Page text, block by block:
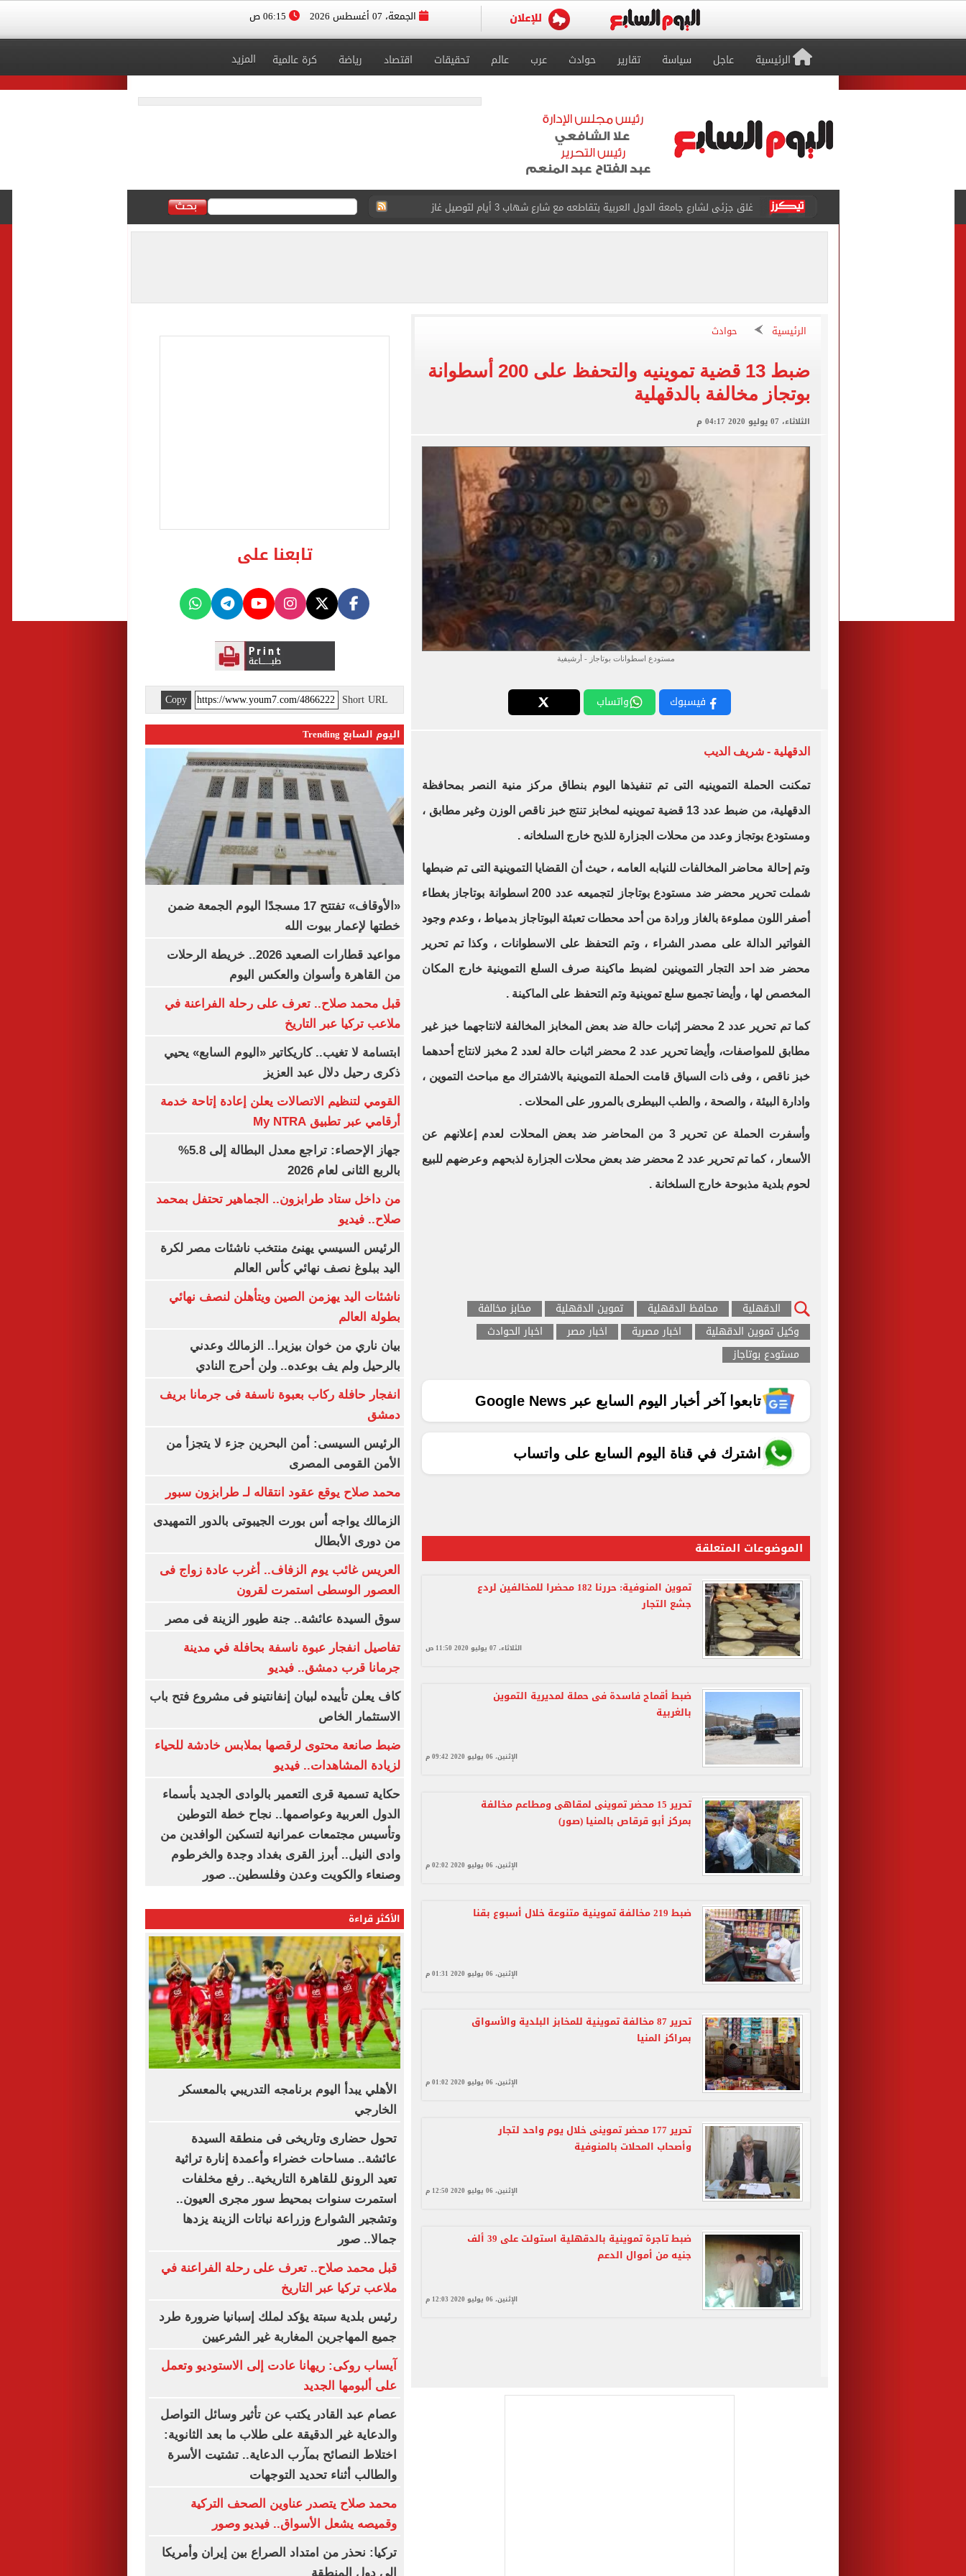
الجمعة، 07 أغسطس 2026
الرئيسية عاجل سياسة تقارير حوادث عرب عالم تحقيقات اقتصاد رياضة كرة عالمية المزيد
غلق جزئى لشارع جامعة الدول العربية بتقاطعه مع شارع شهاب 3 أيام لتوصيل غاز
عمرو دياب يدخل موسوعة جينيس بعد تصدره قائمة بيلبورد عربية لـ68 أسبوعا
إغلاق طريق مصر أسوان الزراعى الغربى كليا من المنيب للعياط.. اعرف التحويلات
محمود حميدة يحتفل بزفاف ابنته ويرقص معها في أجواء مليئة بالفرحة.. فيديو وصور
إخلاء سبيل سائق أوبر وفتاة واقعة التحرش المزيفة بكفالة مالية
الرئيسية حوادث
ضبط 13 قضية تموينيه والتحفظ على 200 أسطوانة
بوتجاز مخالفة بالدقهلية
الثلاثاء، 07 يوليو 2020 04:17 م
مستودع اسطوانات بوتاجاز - أرشيفية
فيسبوك واتساب
الدقهلية - شريف الديب
تمكنت الحملة التموينيه التى تم تنفيذها اليوم بنطاق مركز منية النصر بمحافظة
الدقهلية، من ضبط عدد 13 قضية تموينيه لمخابز تنتج خبز ناقص الوزن وغير مطابق ،
ومستودع بوتجاز وعدد من محلات الجزارة للذبح خارج السلخانه .
وتم إحالة محاضر المخالفات للنيابه العامه ، حيث أن القضايا التموينية التى تم ضبطها
شملت تحرير محضر ضد مستودع بوتاجاز لتجميعه عدد 200 اسطوانة بوتاجاز بغطاء
أصفر اللون مملوءة بالغاز ورادة من أحد محطات تعبئة البوتاجاز بدمياط ، وعدم وجود
الفواتير الدالة على مصدر الشراء ، وتم التحفظ على الاسطوانات ، وكذا تم تحرير
محضر ضد احد التجار التموينين لضبط ماكينة صرف السلع التموينية خارج المكان
المخصص لها ، وأيضا تجميع سلع تموينية وتم التحفظ على الماكينة .
كما تم تحرير عدد 2 محضر إثبات حالة ضد بعض المخابز المخالفة لانتاجهما خبز غير
مطابق للمواصفات، وأيضا تحرير عدد 2 محضر اثبات حالة لعدد 2 مخبز لانتاج أحدهما
خبز ناقص ، وفى ذات السياق قامت الحملة التموينية بالاشتراك مع مباحث التموين ،
وادارة البيئة ، والصحة ، والطب البيطرى بالمرور على المحلات .
وأسفرت الحملة عن تحرير 3 من المحاضر ضد بعض المحلات لعدم إعلانهم عن
الأسعار ، كما تم تحرير عدد 2 محضر ضد بعض محلات الجزارة لذبحهم وعرضهم للبيع
لحوم بلدية مذبوحة خارج السلخانة .
الدقهلية محافظ الدقهلية تموين الدقهلية
مخابز مخالفة
وكيل تموين الدقهلية
اخبار مصرية اخبار مصر
اخبار الحوادث
مستودع بوتاجاز
تابعوا آخر أخبار اليوم السابع عبر Google News
اشترك في قناة اليوم السابع على واتساب
الموضوعات المتعلقة
تموين المنوفية: حررنا 182 محضرا للمخالفين لردع
جشع التجار
الثلاثاء، 07 يوليو 2020 11:50 ص
ضبط أقماح فاسدة فى حملة لمديرية التموين
بالغربية
الإثنين، 06 يوليو 2020 09:42 م
تحرير 15 محضر تموينى لمقاهى ومطاعم مخالفة
بمركز أبو قرقاص بالمنيا (صور)
الإثنين، 06 يوليو 2020 02:02 م
ضبط 219 مخالفة تموينية متنوعة خلال أسبوع بقنا
الإثنين، 06 يوليو 2020 01:31 م
تحرير 87 مخالفة تموينية للمخابز البلدية والأسواق
بمراكز المنيا
الإثنين، 06 يوليو 2020 01:02 م
تحرير 177 محضر تموينى خلال يوم واحد لتجار
وأصحاب المحلات بالمنوفية
الإثنين، 06 يوليو 2020 12:50 م
ضبط تاجرة تموينية بالدقهلية استولت على 39 ألف
جنيه من أموال الدعم
الإثنين، 06 يوليو 2020 12:03 م
تابعنا على
Short URL
Copy
اليوم السابع Trending
«الأوقاف» تفتتح 17 مسجدًا اليوم الجمعة ضمن
خطتها لإعمار بيوت الله
مواعيد قطارات الصعيد 2026.. خريطة الرحلات
من القاهرة وأسوان والعكس اليوم
قبل محمد صلاح.. تعرف على رحلة الفراعنة في
ملاعب تركيا عبر التاريخ
ابتسامة لا تغيب.. كاريكاتير «اليوم السابع» يحيي
ذكرى رحيل دلال عبد العزيز
القومي لتنظيم الاتصالات يعلن إعادة إتاحة خدمة
أرقامي عبر تطبيق My NTRA
جهاز الإحصاء: تراجع معدل البطالة إلى 5.8%
بالربع الثانى لعام 2026
من داخل ستاد طرابزون.. الجماهير تحتفل بمحمد
صلاح.. فيديو
الرئيس السيسي يهنئ منتخب ناشئات مصر لكرة
اليد ببلوغ نصف نهائي كأس العالم
ناشئات اليد يهزمن الصين ويتأهلن لنصف نهائي
بطولة العالم
بيان ناري من خوان بيزيرا.. الزمالك وعدني
بالرحيل ولم يف بوعده.. ولن أحرج النادي
انفجار حافلة ركاب بعبوة ناسفة فى جرمانا بريف
دمشق
الرئيس السيسى: أمن البحرين جزء لا يتجزأ من
الأمن القومى المصرى
محمد صلاح يوقع عقود انتقاله لـ طرابزون سبور
الزمالك يواجه أس بورت الجيبوتى بالدور التمهيدى
من دورى الأبطال
العريس غائب يوم الزفاف.. أغرب عادة زواج فى
العصور الوسطى استمرت لقرون
سوق السيدة عائشة.. جنة طيور الزينة فى مصر
تفاصيل انفجار عبوة ناسفة بحافلة في مدينة
جرمانا قرب دمشق.. فيديو
كاف يعلن تأييده لبيان إنفانتينو فى مشروع فتح باب
الاستثمار الخاص
ضبط صانعة محتوى لرقصها بملابس خادشة للحياء
لزيادة المشاهدات.. فيديو
حكاية تسمية قرى التعمير بالوادى الجديد بأسماء
الدول العربية وعواصمها.. نجاح خطة التوطين
وتأسيس مجتمعات عمرانية لتسكين الوافدين من
وادى النيل.. أبرز القرى بغداد وجدة والخرطوم
وصنعاء والكويت وعدن وفلسطين.. صور
الأكثر قراءة
الأهلي يبدأ اليوم برنامجه التدريبي بالمعسكر
الخارجي
تحول حضارى وتاريخى فى منطقة السيدة
عائشة.. مساحات خضراء وأعمدة إنارة تراثية
تعيد الرونق للقاهرة التاريخية.. رفع مخلفات
استمرت سنوات بمحيط سور مجرى العيون..
وتشجير الشوارع وزراعة نباتات الزينة يزدها
جمالا.. صور
قبل محمد صلاح.. تعرف على رحلة الفراعنة في
ملاعب تركيا عبر التاريخ
رئيس بلدية سبتة يؤكد لملك إسبانيا ضرورة طرد
جميع المهاجرين المغاربة غير الشرعيين
آيساب روكى: ريهانا عادت إلى الاستوديو وتعمل
على ألبومها الجديد
عصام عبد القادر يكتب عن تأثير وسائل التواصل
والدعاية غير الدقيقة على طلاب ما بعد الثانوية:
اختلاط النصائح بمآرب الدعاية.. تشتيت الأسرة
والطالب أثناء تحديد التوجهات
محمد صلاح يتصدر عناوين الصحف التركية
وقميصه يشعل الأسواق.. فيديو وصور
تركيا: نحذر من امتداد الصراع بين إيران وأمريكا
إلى دول المنطقة